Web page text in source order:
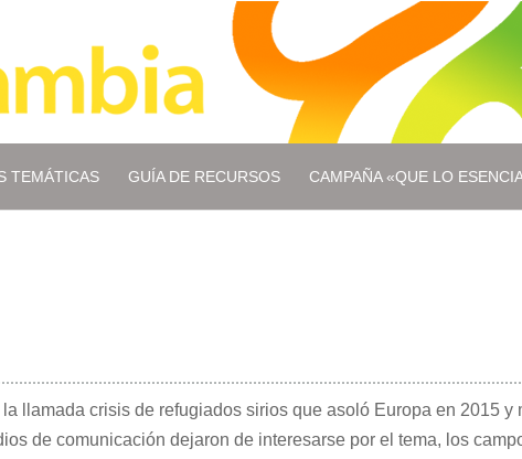
TEMÁTICAS GUÍA DE RECURSOS CAMPAÑA «QUE LO
llamada crisis de refugiados sirios que asoló Europa en 2015
de comunicación dejaron de interesarse por el tema, los